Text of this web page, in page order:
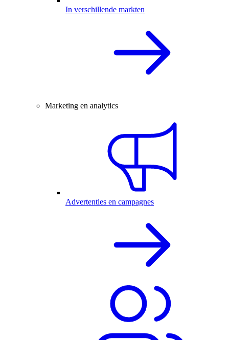
In verschillende markten
Marketing en analytics
Advertenties en campagnes